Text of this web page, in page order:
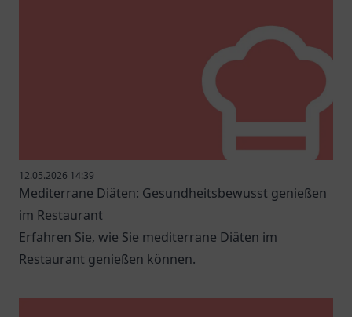
12.05.2026 14:39
Mediterrane Diäten: Gesundheitsbewusst genießen
im Restaurant
Erfahren Sie, wie Sie mediterrane Diäten im
Restaurant genießen können.